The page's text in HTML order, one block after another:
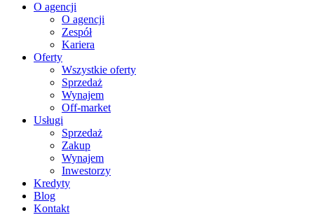
O agencji
O agencji
Zespół
Kariera
Oferty
Wszystkie oferty
Sprzedaż
Wynajem
Off-market
Usługi
Sprzedaż
Zakup
Wynajem
Inwestorzy
Kredyty
Blog
Kontakt